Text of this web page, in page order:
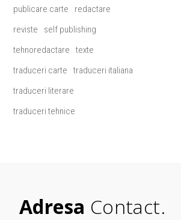
publicare carte
redactare
reviste
self publishing
tehnoredactare
texte
traduceri carte
traduceri italiana
traduceri literare
traduceri tehnice
Adresa Contact.